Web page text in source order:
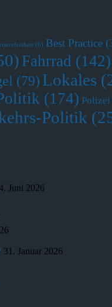
(6) Best Practice
Fahrrad (142)
(79) Lokales
(174) Polizei
Politik
Juni 2026
31. Januar 2026